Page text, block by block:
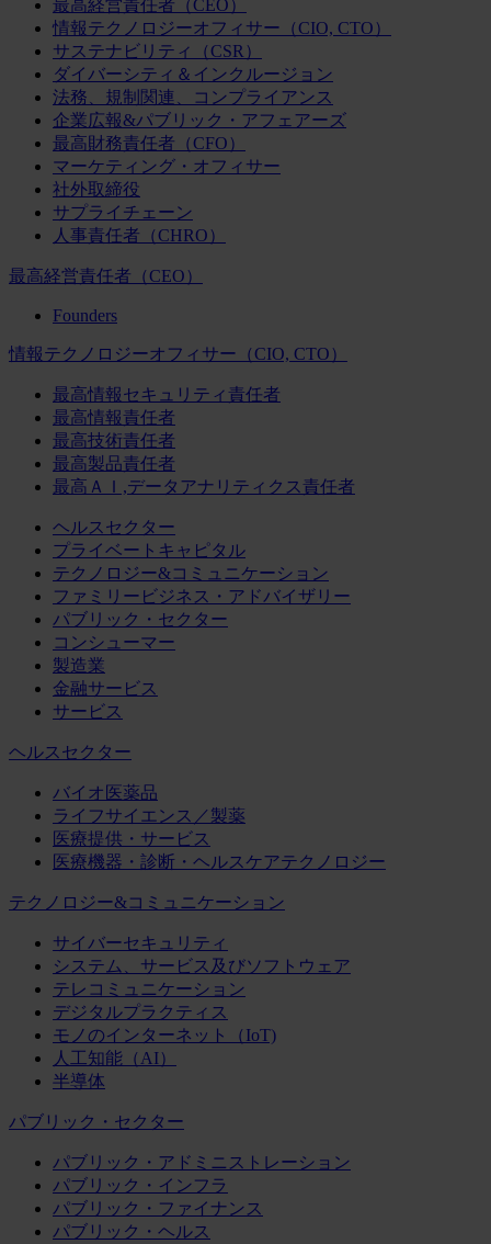
最高経営責任者（CEO）
情報テクノロジーオフィサー（CIO, CTO）
サステナビリティ（CSR）
ダイバーシティ＆インクルージョン
法務、規制関連、コンプライアンス
企業広報&パブリック・アフェアーズ
最高財務責任者（CFO）
マーケティング・オフィサー
社外取締役
サプライチェーン
人事責任者（CHRO）
最高経営責任者（CEO）
Founders
情報テクノロジーオフィサー（CIO, CTO）
最高情報セキュリティ責任者
最高情報責任者
最高技術責任者
最高製品責任者
最高ＡＩ,データアナリティクス責任者
ヘルスセクター
プライベートキャピタル
テクノロジー&コミュニケーション
ファミリービジネス・アドバイザリー
パブリック・セクター
コンシューマー
製造業
金融サービス
サービス
ヘルスセクター
バイオ医薬品
ライフサイエンス／製薬
医療提供・サービス
医療機器・診断・ヘルスケアテクノロジー
テクノロジー&コミュニケーション
サイバーセキュリティ
システム、サービス及びソフトウェア
テレコミュニケーション
デジタルプラクティス
モノのインターネット（IoT)
人工知能（AI）
半導体
パブリック・セクター
パブリック・アドミニストレーション
パブリック・インフラ
パブリック・ファイナンス
パブリック・ヘルス